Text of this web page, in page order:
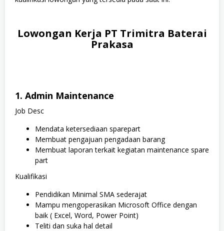
Lowongan Kerja PT Trimitra Baterai
Prakasa
1. Admin Maintenance
Job Desc
Mendata ketersediaan sparepart
Membuat pengajuan pengadaan barang
Membuat laporan terkait kegiatan maintenance spare
part
Kualifikasi
Pendidikan Minimal SMA sederajat
Mampu mengoperasikan Microsoft Office dengan
baik ( Excel, Word, Power Point)
Teliti dan suka hal detail